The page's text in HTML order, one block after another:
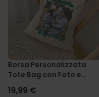
Borsa Personalizzata
Tote Bag con Foto e
Testo
19,99 €